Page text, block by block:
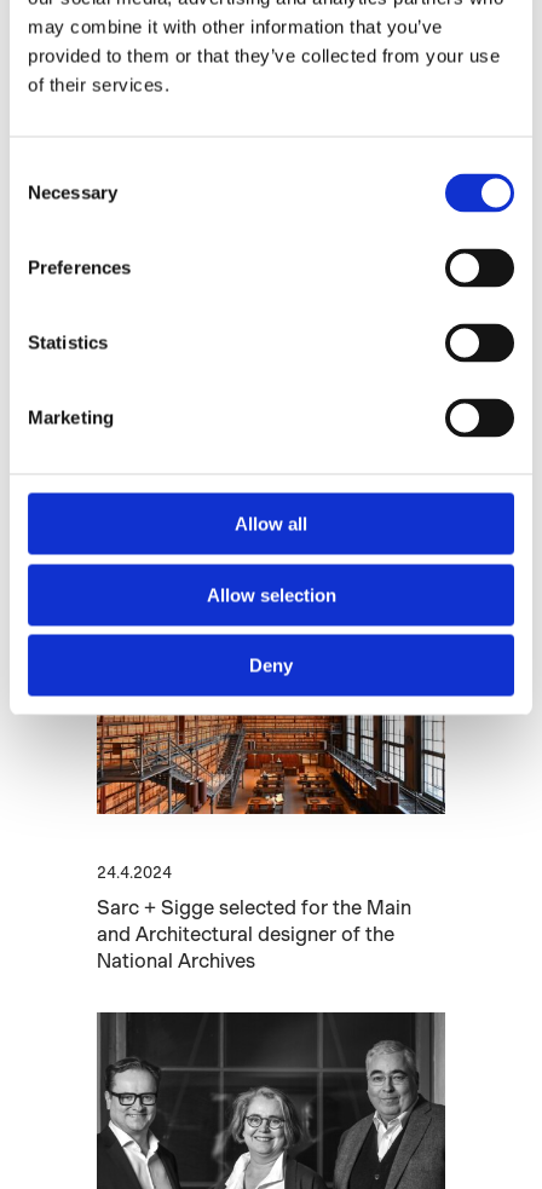
may combine it with other information that you’ve
provided to them or that they’ve collected from your use
of their services.
Selection
Necessary
Preferences
Statistics
Marketing
Allow all
Allow selection
Deny
24.5.2024
24.4.2024
Sarc + Sigge selected for the Main
and Architectural designer of the
National Archives